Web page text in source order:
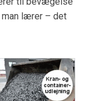
man lærer – det